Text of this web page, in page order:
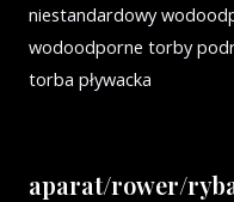
niestandardowy
wodoodporne torby
torba pływacka
aparat/rower/